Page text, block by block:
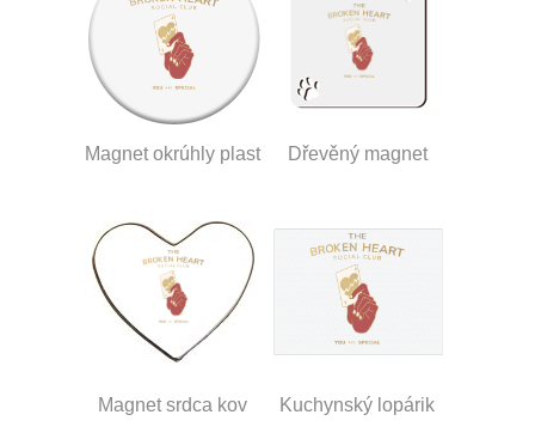
Magnet okrúhly plast Dřevěný magnet
Magnet srdca kov Kuchynský lopárik